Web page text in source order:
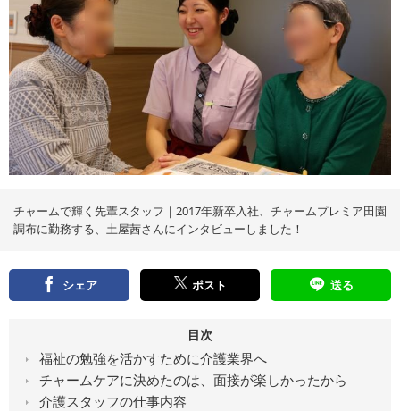
｜
介
護
で
働
く
リ
ア
ル
を
伝
え
る
情
報
メ
デ
チャームで輝く先輩スタッフ｜2017年新卒入社、チャームプレミア田園
調布に勤務する、土屋茜さんにインタビューしました！
シェア ポスト 送る
目次
福祉の勉強を活かすために介護業界へ
チャームケアに決めたのは、面接が楽しかったから
介護スタッフの仕事内容